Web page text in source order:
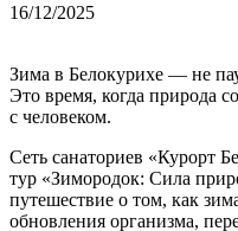
16/12/2025
Зима в Белокурихе — не
Это время, когда природа
с человеком.
Сеть санаториев «Курорт
тур «Зимородок: Сила
путешествие о том, как
обновления организма,